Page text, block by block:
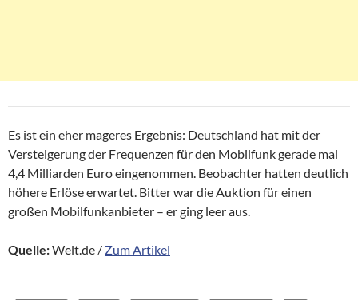
Es ist ein eher mageres Ergebnis: Deutschland hat mit der
Versteigerung der Frequenzen für den Mobilfunk gerade mal
4,4 Milliarden Euro eingenommen. Beobachter hatten deutlich
höhere Erlöse erwartet. Bitter war die Auktion für einen
großen Mobilfunkanbieter – er ging leer aus.
Quelle:Welt.de / Zum Artikel